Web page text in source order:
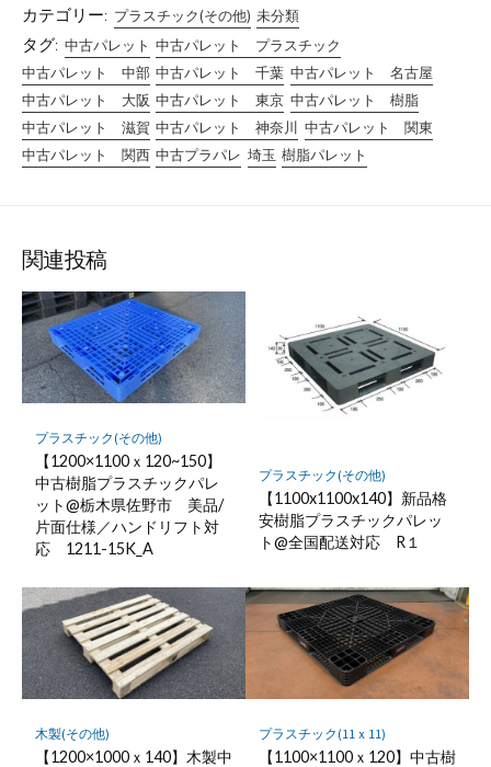
カテゴリー: プラスチック(その他) 未分類
タグ: 中古パレット 中古パレット プラスチック
中古パレット 中部 中古パレット 千葉 中古パレット 名古屋
中古パレット 大阪 中古パレット 東京 中古パレット 樹脂
中古パレット 滋賀 中古パレット 神奈川 中古パレット 関東
中古パレット 関西 中古プラパレ 埼玉 樹脂パレット
関連投稿
プラスチック(その他)
【1200×1100ｘ120~150】
中古樹脂プラスチックパレ
ット@栃木県佐野市 美品/
片面仕様／ハンドリフト対
応 1211-15K_A
プラスチック(その他)
【1100x1100x140】新品格
安樹脂プラスチックパレッ
ト@全国配送対応 R１
木製(その他)
【1200×1000ｘ140】木製中
プラスチック(11ｘ11)
【1100×1100ｘ120】中古樹